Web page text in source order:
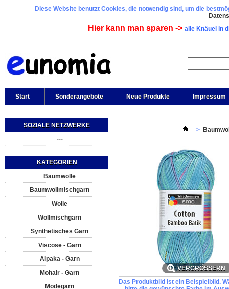
Diese Website benutzt Cookies, die notwendig sind, um die
Hier kann man sparen -> alle Knäuel in
Start Sonderangebote Neue Produkte Impressum
SOZIALE NETZWERKE
---
KATEGORIEN
Baumwolle
Baumwollmischgarn
Wolle
Wollmischgarn
Synthetisches Garn
Viscose - Garn
Alpaka - Garn
Mohair - Garn
Modegarn
>
VERGRÖSSERN
Das Produktbild ist ein Beispielbild.